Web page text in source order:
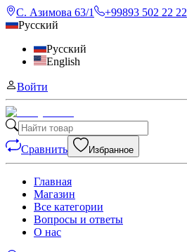
С. Азимова 63/1
+99893 502 22 22
Русский
Русский
English
Войти
Сравнить Избранное
Главная
Магазин
Все категории
Вопросы и ответы
О нас